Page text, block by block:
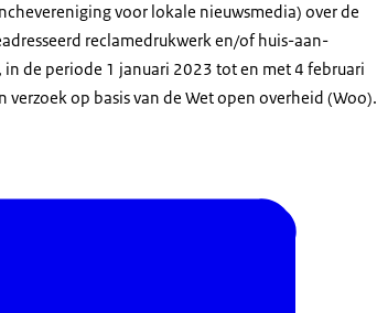
voor lokale nieuwsmedia) over de
reclamedrukwerk en/of huis-aan-
in de periode 1 januari 2023 tot en met 4 februari
verzoek op basis van de Wet open overheid (Woo).